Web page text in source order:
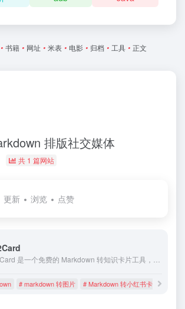
• 书籍 • 网址 • 米表 • 电影 • 归档 • 工具 • 正文
排版社交媒体
共 1 篇网站
更新 浏览 点赞
# markdown 转图片 # Markdown 转小红书卡片工具